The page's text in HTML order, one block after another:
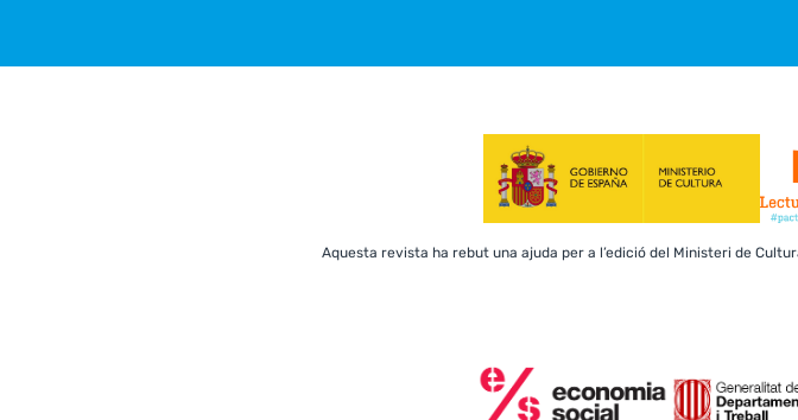
Aquesta revista ha rebut una ajuda per a l’edició del Ministeri de